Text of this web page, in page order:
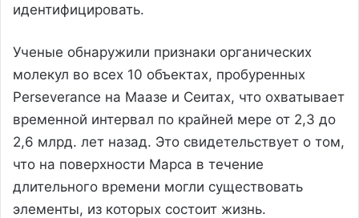
идентифицировать.
Ученые обнаружили признаки органических
молекул во всех 10 объектах, пробуренных
Perseverance на Маазе и Сеитах, что охватывает
временной интервал по крайней мере от 2,3 до
2,6 млрд. лет назад. Это свидетельствует о том,
что на поверхности Марса в течение
длительного времени могли существовать
элементы, из которых состоит жизнь.